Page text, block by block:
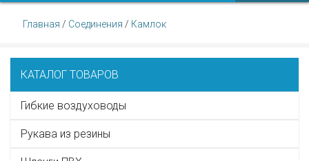
Главная / Соединения / Камлок
КАТАЛОГ ТОВАРОВ
Гибкие воздуховоды
Рукава из резины